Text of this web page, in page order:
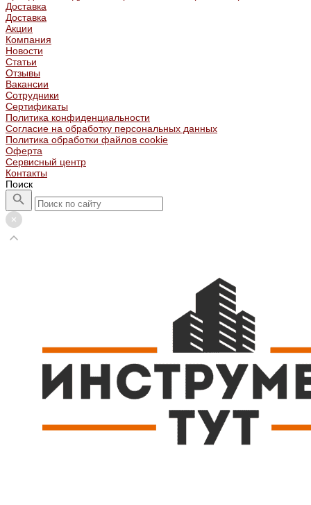
Доставка
Доставка
Акции
Компания
Новости
Статьи
Отзывы
Вакансии
Сотрудники
Сертификаты
Политика конфиденциальности
Согласие на обработку персональных данных
Политика обработки файлов cookie
Оферта
Сервисный центр
Контакты
Поиск